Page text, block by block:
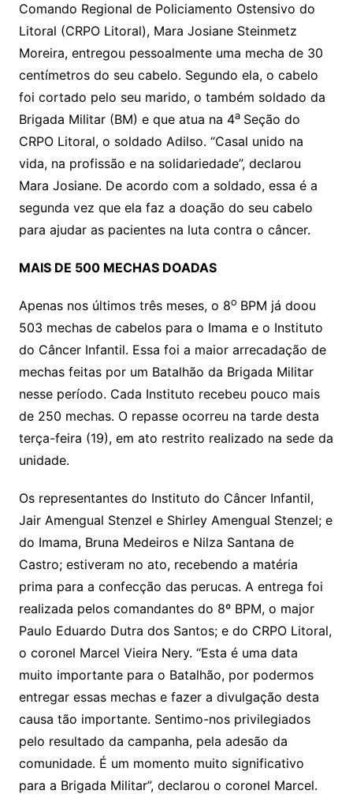
Comando Regional de Policiamento Ostensivo do
Litoral (CRPO Litoral), Mara Josiane Steinmetz
Moreira, entregou pessoalmente uma mecha de 30
centímetros do seu cabelo. Segundo ela, o cabelo
foi cortado pelo seu marido, o também soldado da
Brigada Militar (BM) e que atua na 4a Seção do
CRPO Litoral, o soldado Adilso. “Casal unido na
vida, na profissão e na solidariedade”, declarou
Mara Josiane. De acordo com a soldado, essa é a
segunda vez que ela faz a doação do seu cabelo
para ajudar as pacientes na luta contra o câncer.
MAIS DE 500 MECHAS DOADAS
Apenas nos últimos três meses, o 8o BPM já doou
503 mechas de cabelos para o Imama e o Instituto
do Câncer Infantil. Essa foi a maior arrecadação de
mechas feitas por um Batalhão da Brigada Militar
nesse período. Cada Instituto recebeu pouco mais
de 250 mechas. O repasse ocorreu na tarde desta
terça-feira (19), em ato restrito realizado na sede da
unidade.
Os representantes do Instituto do Câncer Infantil,
Jair Amengual Stenzel e Shirley Amengual Stenzel; e
do Imama, Bruna Medeiros e Nilza Santana de
Castro; estiveram no ato, recebendo a matéria
prima para a confecção das perucas. A entrega foi
realizada pelos comandantes do 8º BPM, o major
Paulo Eduardo Dutra dos Santos; e do CRPO Litoral,
o coronel Marcel Vieira Nery. “Esta é uma data
muito importante para o Batalhão, por podermos
entregar essas mechas e fazer a divulgação desta
causa tão importante. Sentimo-nos privilegiados
pelo resultado da campanha, pela adesão da
comunidade. É um momento muito significativo
para a Brigada Militar”, declarou o coronel Marcel.